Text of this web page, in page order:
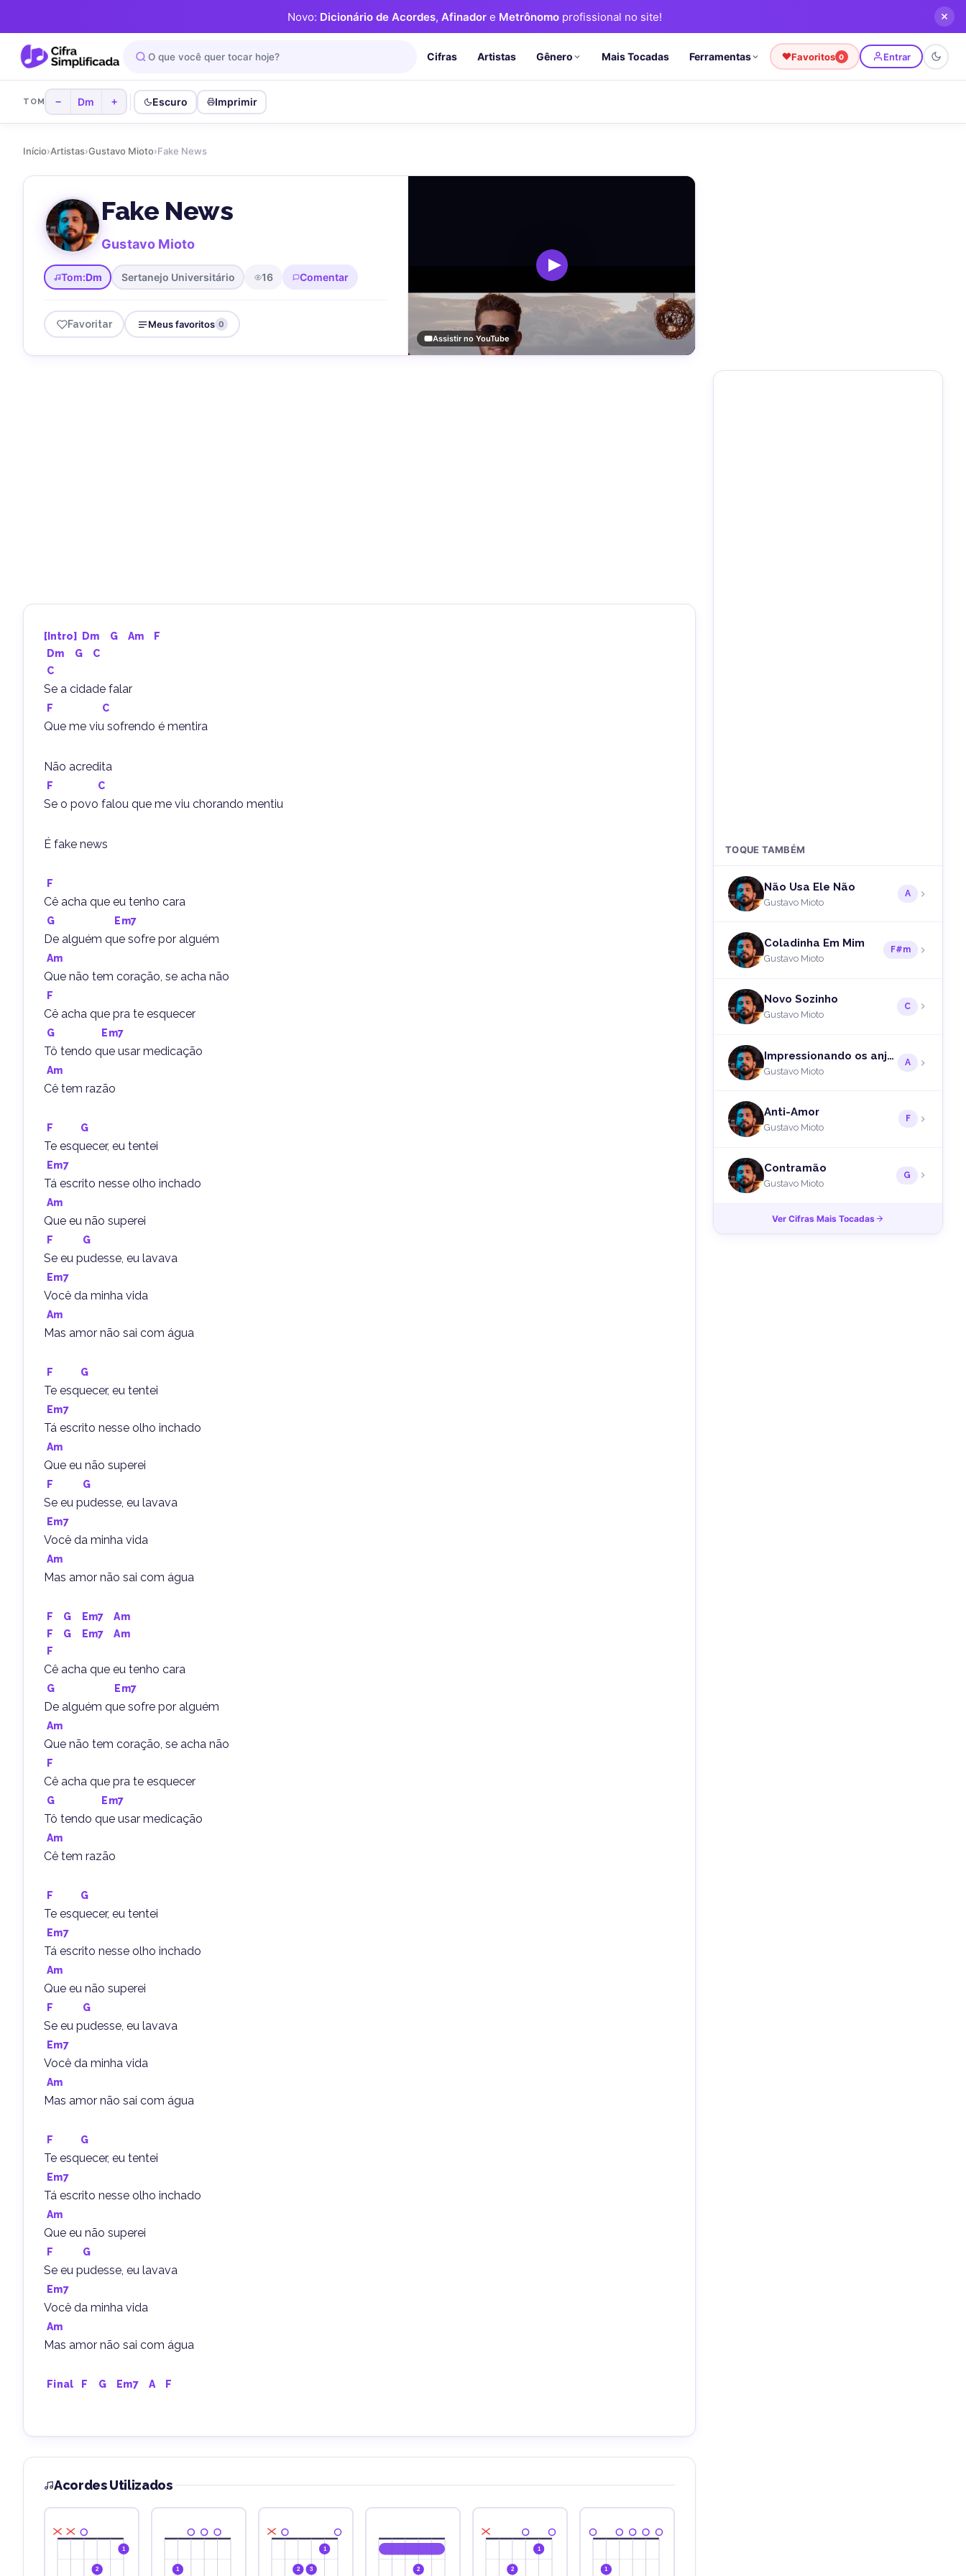
Novo: Dicionário de Acordes, Afinadore Metrônomoprofissional no site!
Cifras Artistas Gênero Mais Tocadas Ferramentas Favoritos 0 Entrar
TOM − Dm + Escuro Imprimir
Início›Artistas›Gustavo Mioto›Fake News
Fake News
Gustavo Mioto
Tom:Dm Sertanejo Universitário 16 Comentar
Favoritar Meus favoritos 0
Assistir no YouTube
[Intro] Dm G Am
F
Dm
G
C
C
Se a cidade falar
F C
Que me viu sofrendo é mentira
Não acredita
F C
Se o povo falou que me viu chorando mentiu
É fake news
F
Cê acha que eu tenho cara
G Em7
De alguém que sofre por alguém
Am
Que não tem coração, se acha não
F
Cê acha que pra te esquecer
G Em7
Tô tendo que usar medicação
Am
Cê tem razão
F G
Te esquecer, eu tentei
Em7
Tá escrito nesse olho inchado
Am
Que eu não superei
F G
Se eu pudesse, eu lavava
Em7
Você da minha vida
Am
Mas amor não sai com água
F G
Te esquecer, eu tentei
Em7
Tá escrito nesse olho inchado
Am
Que eu não superei
F G
Se eu pudesse, eu lavava
Em7
Você da minha vida
Am
Mas amor não sai com água
F G Em7
Am
F
G Em7
Am
F
Cê acha que eu tenho cara
G Em7
De alguém que sofre por alguém
Am
Que não tem coração, se acha não
F
Cê acha que pra te esquecer
G Em7
Tô tendo que usar medicação
Am
Cê tem razão
F G
Te esquecer, eu tentei
Em7
Tá escrito nesse olho inchado
Am
Que eu não superei
F G
Se eu pudesse, eu lavava
Em7
Você da minha vida
Am
Mas amor não sai com água
F G
Te esquecer, eu tentei
Em7
Tá escrito nesse olho inchado
Am
Que eu não superei
F G
Se eu pudesse, eu lavava
Em7
Você da minha vida
Am
Mas amor não sai com água
Final F G Em7 A F
Acordes Utilizados
2
1
1 2 3
1
2 2
1
1
TOQUE TAMBÉM
Não Usa Ele Não
Gustavo Mioto
A
Coladinha Em Mim
Gustavo Mioto
F#m
Novo Sozinho
Gustavo Mioto
C
Impressionando os anjos
Gustavo Mioto
A
Anti-Amor
Gustavo Mioto
F
Contramão
Gustavo Mioto
G
Ver Cifras Mais Tocadas